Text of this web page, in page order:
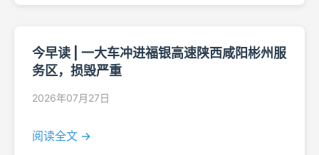
今早读 | 一大车冲进福银高速陕西咸阳彬州服
务区，损毁严重
2026年07月27日
阅读全文 →